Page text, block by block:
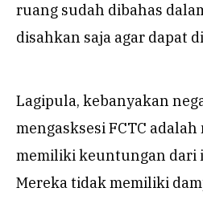
ruang sudah dibahas
disahkan saja agar dapat
Lagipula, kebanyakan
mengasksesi FCTC
memiliki keuntungan dari
Mereka tidak memiliki